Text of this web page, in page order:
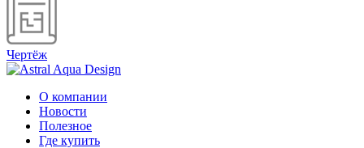
Чертёж
О компании
Новости
Полезное
Где купить